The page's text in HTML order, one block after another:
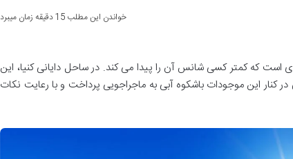
خواندن این مطلب 15 دقیقه زمان میبرد
است که کمتر کسی شانس آن را پیدا می کند. در ساحل دایانی کنیا، این
کنار این موجودات باشکوه آبی به ماجراجویی پرداخت و با رعایت نکات